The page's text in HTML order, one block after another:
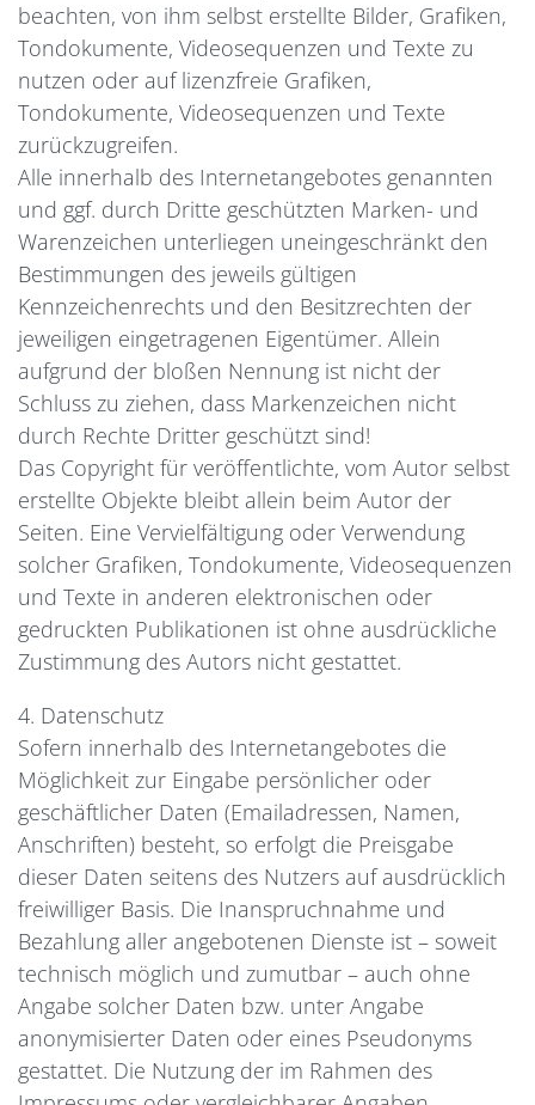
beachten, von ihm selbst erstellte Bilder, Grafiken,
Tondokumente, Videosequenzen und Texte zu
nutzen oder auf lizenzfreie Grafiken,
Tondokumente, Videosequenzen und Texte
zurückzugreifen.
Alle innerhalb des Internetangebotes genannten
und ggf. durch Dritte geschützten Marken- und
Warenzeichen unterliegen uneingeschränkt den
Bestimmungen des jeweils gültigen
Kennzeichenrechts und den Besitzrechten der
jeweiligen eingetragenen Eigentümer. Allein
aufgrund der bloßen Nennung ist nicht der
Schluss zu ziehen, dass Markenzeichen nicht
durch Rechte Dritter geschützt sind!
Das Copyright für veröffentlichte, vom Autor selbst
erstellte Objekte bleibt allein beim Autor der
Seiten. Eine Vervielfältigung oder Verwendung
solcher Grafiken, Tondokumente, Videosequenzen
und Texte in anderen elektronischen oder
gedruckten Publikationen ist ohne ausdrückliche
Zustimmung des Autors nicht gestattet.
4. Datenschutz
Sofern innerhalb des Internetangebotes die
Möglichkeit zur Eingabe persönlicher oder
geschäftlicher Daten (Emailadressen, Namen,
Anschriften) besteht, so erfolgt die Preisgabe
dieser Daten seitens des Nutzers auf ausdrücklich
freiwilliger Basis. Die Inanspruchnahme und
Bezahlung aller angebotenen Dienste ist – soweit
technisch möglich und zumutbar – auch ohne
Angabe solcher Daten bzw. unter Angabe
anonymisierter Daten oder eines Pseudonyms
gestattet. Die Nutzung der im Rahmen des